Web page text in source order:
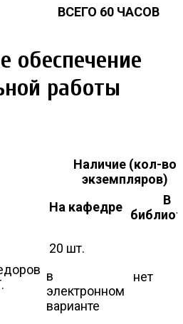
ВСЕГО 60 ЧАСОВ
обеспечение
работы
Наличие (кол-во
экземпляров)
На кафедре
В
20 шт.
в
электронном
варианте
нет